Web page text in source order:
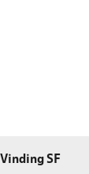
Vinding SF